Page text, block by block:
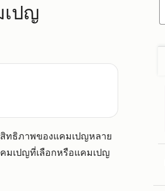
ปญ
ทธิภาพของแคมเปญหลาย
มเปญที่เลือกหรือแคมเปญ